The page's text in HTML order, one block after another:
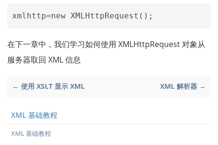
在下一章中，我们学习如何使用 XMLHttpRequest 对象从
服务器取回 XML 信息
← 使用 XSLT 显示 XML XML 解析器 →
XML 基础教程
XML 基础教程